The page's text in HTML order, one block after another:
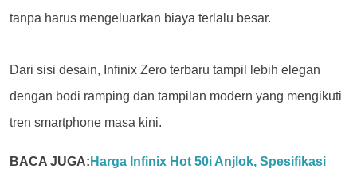
tanpa harus mengeluarkan biaya terlalu besar.
Dari sisi desain, Infinix Zero terbaru tampil lebih elegan
dengan bodi ramping dan tampilan modern yang mengikuti
tren smartphone masa kini.
BACA JUGA: Harga Infinix Hot 50i Anjlok, Spesifikasi